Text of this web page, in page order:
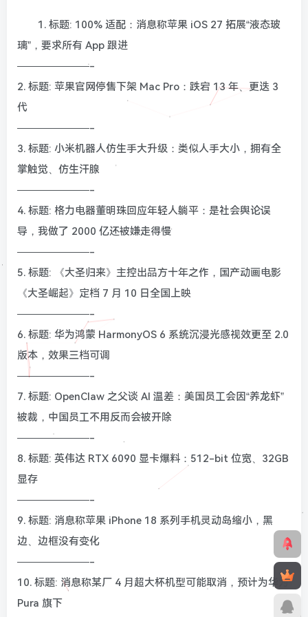
1. 标题: 100% 适配：消息称苹果 iOS 27 拓展“液态玻
璃”，要求所有 App 跟进
———————-
2. 标题: 苹果官网停售下架 Mac Pro：跌宕 13 年、更迭 3
代
———————-
3. 标题: 小米机器人仿生手大升级：类似人手大小，拥有全
掌触觉、仿生汗腺
———————-
4. 标题: 格力电器董明珠回应年轻人躺平：是社会舆论误
导，我做了 2000 亿还被嫌走得慢
———————-
5. 标题: 《大圣归来》主控出品方十年之作，国产动画电影
《大圣崛起》定档 7 月 10 日全国上映
———————-
6. 标题: 华为鸿蒙 HarmonyOS 6 系统沉浸光感视效更至 2.0
版本，效果三档可调
———————-
7. 标题: OpenClaw 之父谈 AI 温差：美国员工会因“养龙虾”
被裁，中国员工不用反而会被开除
———————-
8. 标题: 英伟达 RTX 6090 显卡爆料：512-bit 位宽、32GB
显存
———————-
9. 标题: 消息称苹果 iPhone 18 系列手机灵动岛缩小，黑
边、边框没有变化
———————-
10. 标题: 消息称某厂 4 月超大杯机型可能取消，预计为华为
Pura 旗下